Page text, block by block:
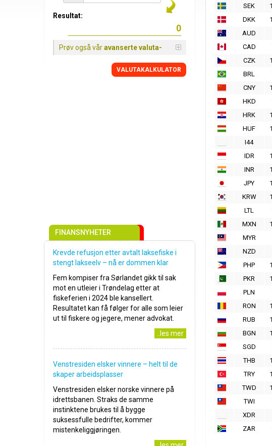
SEK
DKK
AUD
CAD
CZK
BRL
CNY
HKD
HRK
HUF
I44
IDR
INR
JPY
KRW
LTL
MXN
MYR
NZD
PHP
PKR
PLN
RON
RUB
BGN
SGD
THB
TRY
TWD
TWI
XDR
ZAR
Resultat:
Prøv også våravanserte valuta-
VALUTAKALKULATOR
FINANSNYHETER
Krevde refusjon etter avtalt laksefiske i
stengt lakseelv – nå er dommen klar
Fem kompiser fra Sørlandet gikk til sak
mot en utleier i Trøndelag etter at
fiskeferien i 2024 ble kansellert.
Resultatet kan få følger for alle som leier
ut til fiskere og jegere, mener advokat.
..les mer
Venstresiden elsker vinnere – helt til de
skaper arbeidsplasser
Venstresiden elsker norske vinnere på
idrettsbanen. Straks de samme
instinktene brukes til å bygge
suksessfulle bedrifter, kommer
mistenkeliggjøringen.